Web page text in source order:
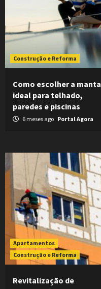
Construção e Reforma
Como escolher a manta
ideal para telhado,
paredes e piscinas
6 meses ago Portal Agora
Apartamentos
Construção e Reforma
Revitalização de